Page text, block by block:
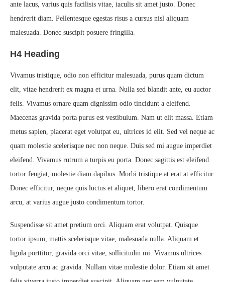
ante lacus, varius quis facilisis vitae, iaculis sit amet justo. Donec
hendrerit diam. Pellentesque egestas risus a cursus nisl aliquam
malesuada. Donec suscipit posuere fringilla.
H4 Heading
Vivamus tristique, odio non efficitur malesuada, purus quam dictum
elit, vitae hendrerit ex magna et urna. Nulla sed blandit ante, eu auctor
felis. Vivamus ornare quam dignissim odio tincidunt a eleifend.
Maecenas gravida porta purus est vestibulum. Nam ut elit massa. Etiam
metus sapien, placerat eget volutpat eu, ultrices id elit. Sed vel neque ac
quam molestie scelerisque nec non neque. Duis sed mi augue imperdiet
eleifend. Vivamus rutrum a turpis eu porta. Donec sagittis est eleifend
tortor feugiat, molestie diam dapibus. Morbi tristique at erat at efficitur.
Donec efficitur, neque quis luctus et aliquet, libero erat condimentum
arcu, at varius augue justo condimentum tortor.
Suspendisse sit amet pretium orci. Aliquam erat volutpat. Quisque
tortor ipsum, mattis scelerisque vitae, malesuada nulla. Aliquam et
ligula porttitor, gravida orci vitae, sollicitudin mi. Vivamus ultrices
vulputate arcu ac gravida. Nullam vitae molestie dolor. Etiam sit amet